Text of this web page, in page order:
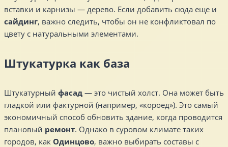
вставки и карнизы — дерево. Если добавить сюда еще и
сайдинг, важно следить, чтобы он не конфликтовал по
цвету с натуральными элементами.
Штукатурка как база
Штукатурный фасад — это чистый холст. Она может быть
гладкой или фактурной (например, «короед»). Это самый
экономичный способ обновить здание, когда проводится
плановый ремонт. Однако в суровом климате таких
городов, как Одинцово, важно выбирать составы с